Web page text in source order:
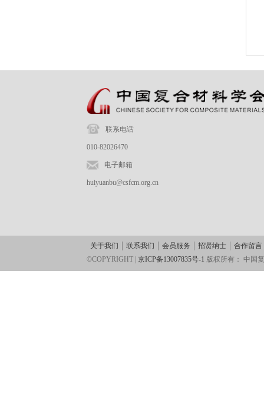
联系电话
010-82026470
电子邮箱
huiyuanbu@csfcm.org.cn
关于我们 联系我们 会员服务 招贤纳士
合作留言
©COPYRIGHT | 京ICP备13007835号-1 版权所有： 中国